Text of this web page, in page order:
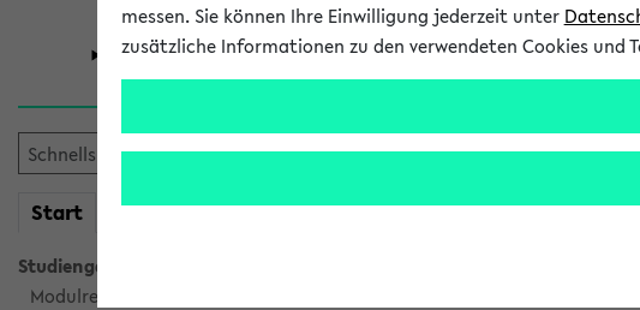
Universität Forschung Studium
Start meineKVV
Studiengangsauswahl
Modulrecherche
Das Lehrangebot
messen. Sie können Ihre Einwilligung jederzeit unter
zusätzliche Informationen zu den verwendeten Cookies und